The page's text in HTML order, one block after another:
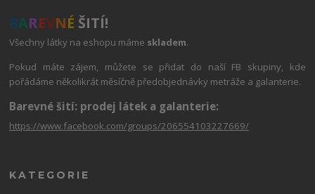
BAREVNÉ ŠITÍ!
Všechny látky na eshopu máme skladem.
Pokud máte zájem, můžete se přidat do naší FB skupiny, kde
pořádáme několikrát měsíčně předobjednávky metráže a galanterie.
Barevné šití: prodej látek a galanterie:
https://www.facebook.com/groups/206554103227669/
KATEGORIE